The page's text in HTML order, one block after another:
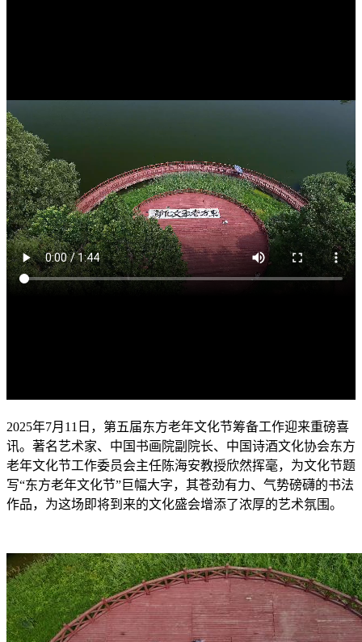
2025年7月11日，第五届东方老年文化节筹备工作迎来重磅喜
讯。著名艺术家、中国书画院副院长、中国诗酒文化协会东方
老年文化节工作委员会主任陈海安教授欣然挥毫，为文化节题
写“东方老年文化节”巨幅大字，其苍劲有力、气势磅礴的书法
作品，为这场即将到来的文化盛会增添了浓厚的艺术氛围。